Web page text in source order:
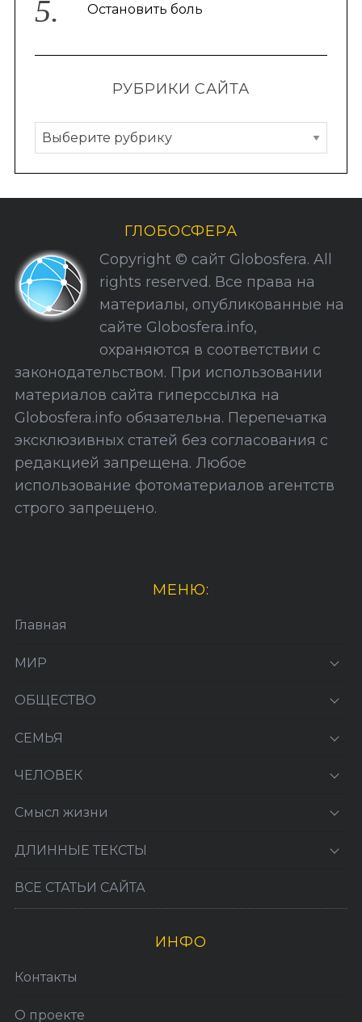
Остановить боль
РУБРИКИ САЙТА
Р
у
б
р
и
С
а
а
ГЛОБОСФЕРА
Copyright © сайт Globosfera. All
rights reserved. Все права на
материалы, опубликованные на
сайте Globosfera.info,
охраняются в соответствии с
законодательством. При использовании
материалов сайта гиперссылка на
Globosfera.info обязательна. Перепечатка
эксклюзивных статей без согласования с
редакцией запрещена. Любое
использование фотоматериалов агентств
строго запрещено.
МЕНЮ:
Главная
МИР
ОБЩЕСТВО
СЕМЬЯ
ЧЕЛОВЕК
Смысл жизни
ДЛИННЫЕ ТЕКСТЫ
ВСЕ СТАТЬИ САЙТА
ИНФО
Контакты
О проекте